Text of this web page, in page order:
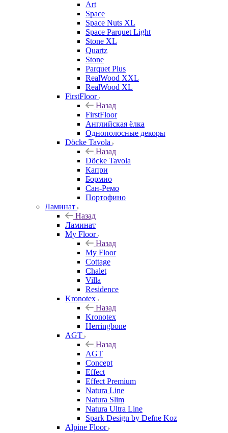
Art
Space
Space Nuts XL
Space Parquet Light
Stone XL
Quartz
Stone
Parquet Plus
RealWood XXL
RealWood XL
FirstFloor
Назад
FirstFloor
Английская ёлка
Однополосные декоры
Döcke Tavola
Назад
Döcke Tavola
Капри
Бормио
Сан-Ремо
Портофино
Ламинат
Назад
Ламинат
My Floor
Назад
My Floor
Cottage
Chalet
Villa
Residence
Kronotex
Назад
Kronotex
Herringbone
AGT
Назад
AGT
Concept
Effect
Effect Premium
Natura Line
Natura Slim
Natura Ultra Line
Spark Design by Defne Koz
Alpine Floor